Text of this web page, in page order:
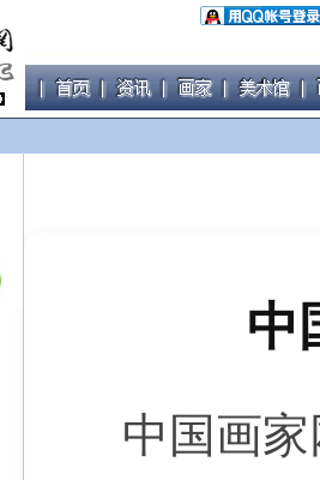
中
中国画